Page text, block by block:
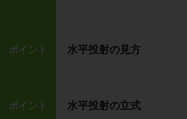
ポイント 水平投射の見方
ポイント 水平投射の立式